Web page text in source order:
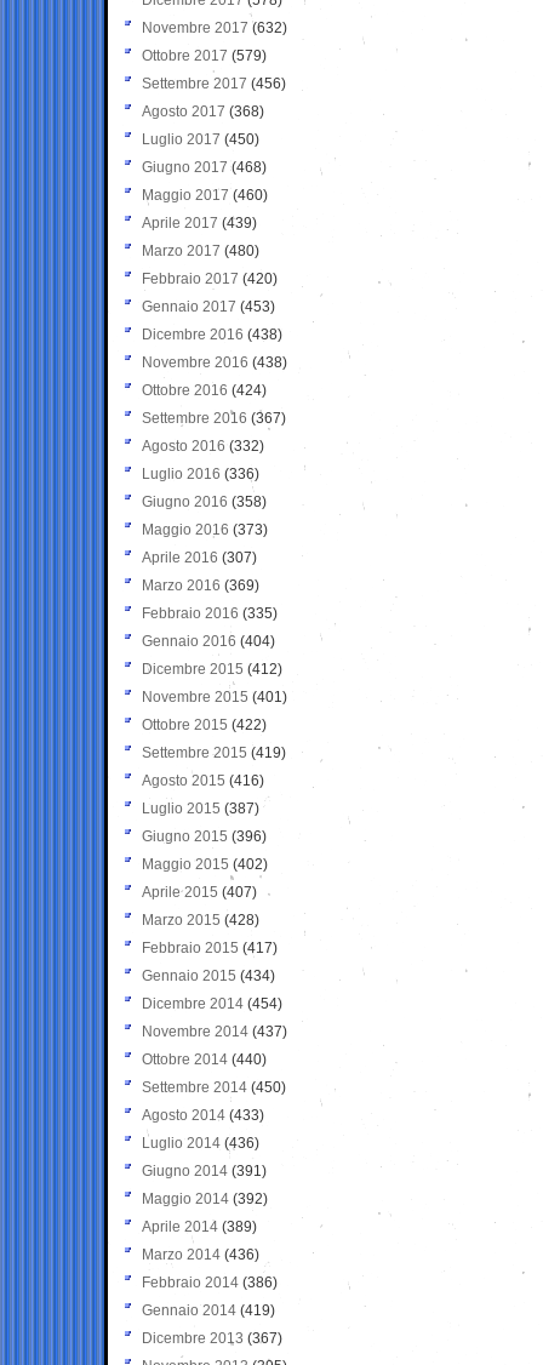
Novembre 2017 (632)
Ottobre 2017 (579)
Settembre 2017 (456)
Agosto 2017 (368)
Luglio 2017 (450)
Giugno 2017 (468)
Maggio 2017 (460)
Aprile 2017 (439)
Marzo 2017 (480)
Febbraio 2017 (420)
Gennaio 2017 (453)
Dicembre 2016 (438)
Novembre 2016 (438)
Ottobre 2016 (424)
Settembre 2016 (367)
Agosto 2016 (332)
Luglio 2016 (336)
Giugno 2016 (358)
Maggio 2016 (373)
Aprile 2016 (307)
Marzo 2016 (369)
Febbraio 2016 (335)
Gennaio 2016 (404)
Dicembre 2015 (412)
Novembre 2015 (401)
Ottobre 2015 (422)
Settembre 2015 (419)
Agosto 2015 (416)
Luglio 2015 (387)
Giugno 2015 (396)
Maggio 2015 (402)
Aprile 2015 (407)
Marzo 2015 (428)
Febbraio 2015 (417)
Gennaio 2015 (434)
Dicembre 2014 (454)
Novembre 2014 (437)
Ottobre 2014 (440)
Settembre 2014 (450)
Agosto 2014 (433)
Luglio 2014 (436)
Giugno 2014 (391)
Maggio 2014 (392)
Aprile 2014 (389)
Marzo 2014 (436)
Febbraio 2014 (386)
Gennaio 2014 (419)
Dicembre 2013 (367)